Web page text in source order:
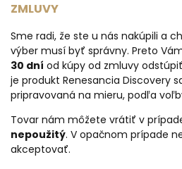
ZMLUVY
Sme radi, že ste u nás nakúpili a
výber musí byť správny. Preto
30 dní od kúpy od zmluvy
je produkt Renesancia Discovery
pripravovaná na mieru, podľa
Tovar nám môžete vrátiť v
nepoužitý. V opačnom prípade
akceptovať.